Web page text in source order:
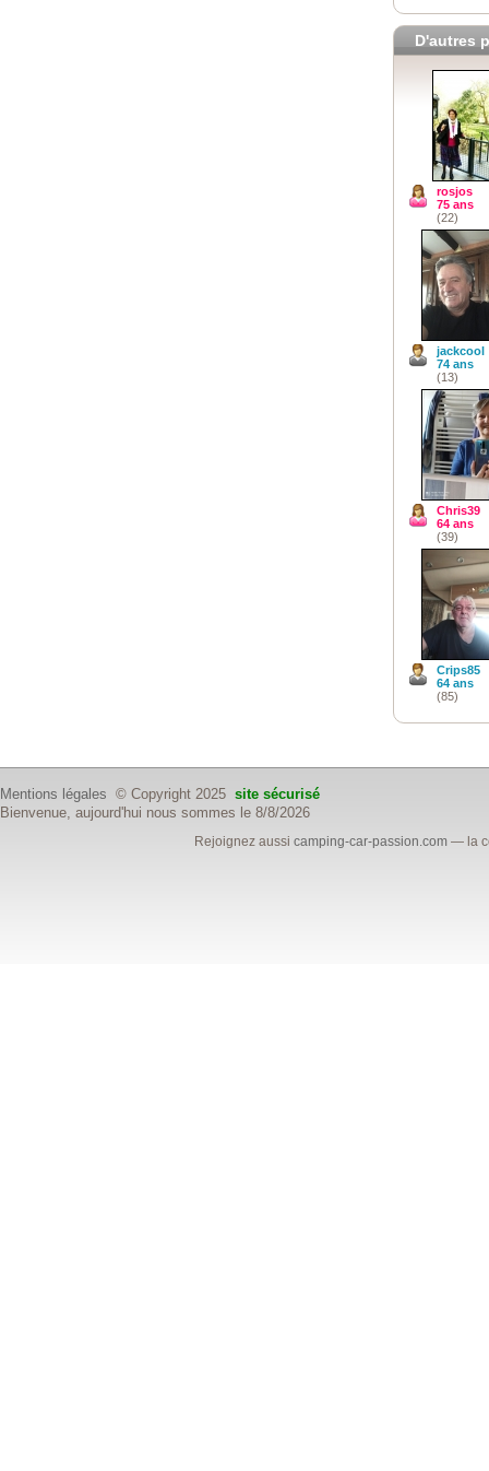
D'autres
rosjos
75 ans
(22)
jackcool
74 ans
(13)
Chris39
64 ans
(39)
Crips85
64 ans
(85)
Mentions légales © Copyright 2025 site sécurisé
Bienvenue, aujourd'hui nous sommes le 8/8/2026
Rejoignez aussicamping-car-passion.com — la